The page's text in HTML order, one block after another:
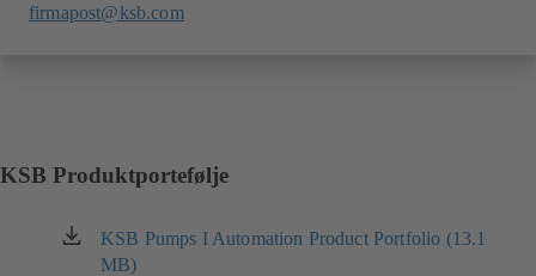
firmapost@ksb.com
KSB Produktportefølje
KSB Pumps I Automation Product Portfolio (13.1
MB)
(åpnes
i